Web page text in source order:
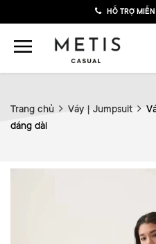
HỖ TRỢ
Trang chủ Váy | Jumpsuit
dáng dài